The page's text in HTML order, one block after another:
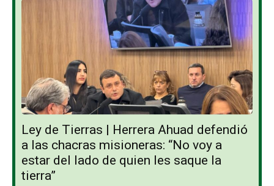
Ley de Tierras | Herrera Ahuad defendió
a las chacras misioneras: “No voy a
estar del lado de quien les saque la
tierra”